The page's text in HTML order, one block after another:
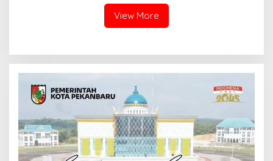
View More